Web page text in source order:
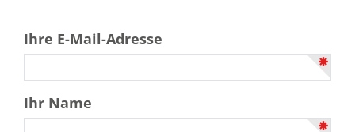
Ihre E-Mail-Adresse
Ihr Name